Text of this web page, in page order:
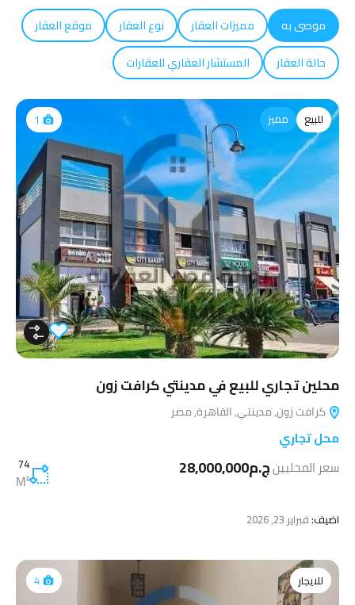
موصى به مميزات العقار نوع العقار
موقع العقار
حالة العقار
المستشار العقاري للعقارات
للبيع مميز 1
محلين تجاري للبيع في مدينتي كرافت زون
كرافت زون, مدينتي, القاهرة, مصر
محل تجاري
سعر المحليينج.م28,000,000 74
M²
اضيف:فبراير 23, 2026
للايجار 4